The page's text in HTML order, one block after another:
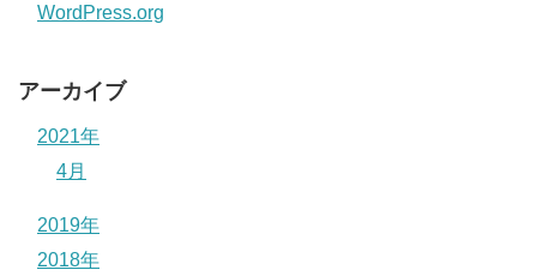
WordPress.org
アーカイブ
2021年
4月
2019年
2018年